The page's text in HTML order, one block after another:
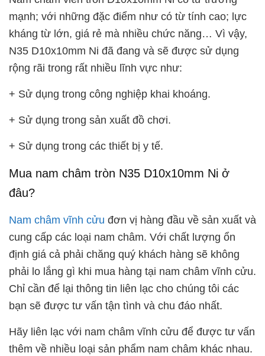
mạnh; với những đặc điểm như có từ tính cao; lực
kháng từ lớn, giá rẻ mà nhiều chức năng… Vì vậy,
N35 D10x10mm Ni đã đang và sẽ được sử dụng
rộng rãi trong rất nhiều lĩnh vực như:
+ Sử dụng trong công nghiệp khai khoáng.
+ Sử dụng trong sản xuất đồ chơi.
+ Sử dụng trong các thiết bị y tế.
Mua nam châm tròn N35 D10x10mm Ni ở
đâu?
Nam châm vĩnh cửu đơn vị hàng đầu về sản xuất và
cung cấp các loại nam châm. Với chất lượng ổn
định giá cả phải chăng quý khách hàng sẽ không
phải lo lắng gì khi mua hàng tại nam châm vĩnh cửu.
Chỉ cần để lại thông tin liên lạc cho chúng tôi các
bạn sẽ được tư vấn tận tình và chu đáo nhất.
Hãy liên lạc với nam châm vĩnh cửu để được tư vấn
thêm về nhiều loại sản phẩm nam châm khác nhau.